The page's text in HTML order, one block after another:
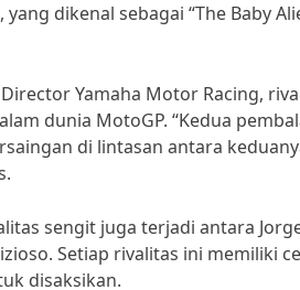
dikenal sebagai “The Baby
Yamaha Motor Racing,
dunia MotoGP. “Kedua
di lintasan antara
sengit juga terjadi antara
Setiap rivalitas ini memiliki
disaksikan.